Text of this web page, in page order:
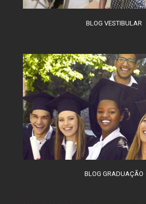
BLOG VESTIBULAR
BLOG GRADUAÇÃO